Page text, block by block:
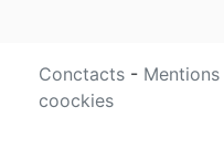
Conctacts -
coockies